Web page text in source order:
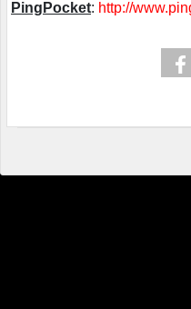
PingPocket: http://